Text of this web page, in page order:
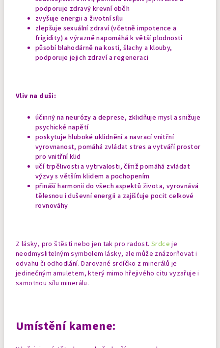
podporuje zdravý krevní oběh
zvyšuje energii a životní sílu
zlepšuje sexuální zdraví (včetně impotence a
frigidity) a výrazně napomáhá k větší plodnosti
působí blahodárně na kosti, šlachy a klouby,
podporuje jejich zdraví a regeneraci
Vliv na duši:
účinný na neurózy a deprese, zklidňuje mysl a snižuje
psychické napětí
poskytuje hluboké uklidnění a navrací vnitřní
vyrovnanost, pomáhá zvládat stres a vytváří prostor
pro vnitřní klid
učí trpělivosti a vytrvalosti, čímž pomáhá zvládat
výzvy s větším klidem a pochopením
přináší harmonii do všech aspektů života, vyrovnává
tělesnou i duševní energii a zajišťuje pocit celkové
rovnováhy
Z lásky, pro štěstí nebo jen tak pro radost. Srdce je
neodmyslitelným symbolem lásky, ale může znázorňovat i
odvahu či odhodlání. Darované srdíčko z minerálů je
jedinečným amuletem, který mimo hřejivého citu vyzařuje i
samotnou sílu minerálu.
Umístění kamene: